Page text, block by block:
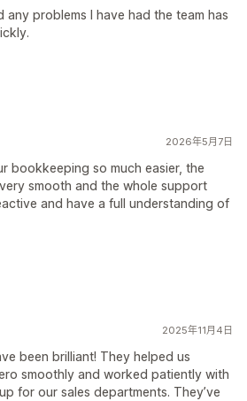
any problems I have had the team has
2026年5月7日
bookkeeping so much easier, the
smooth and the whole support
and have a full understanding of
2025年11月4日
been brilliant! They helped us
smoothly and worked patiently with
for our sales departments. They’ve